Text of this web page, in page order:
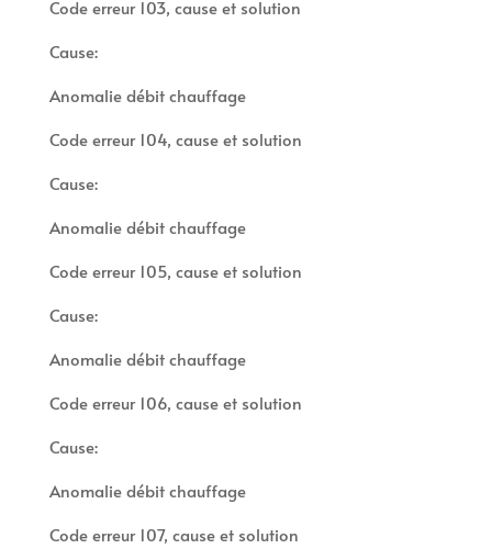
Code erreur 103, cause et solution
Cause:
Anomalie débit chauffage
Code erreur 104, cause et solution
Cause:
Anomalie débit chauffage
Code erreur 105, cause et solution
Cause:
Anomalie débit chauffage
Code erreur 106, cause et solution
Cause:
Anomalie débit chauffage
Code erreur 107, cause et solution